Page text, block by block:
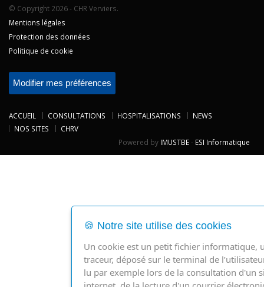
© Copyright 2026 - CHR Verviers.
Mentions légales
Protection des données
Politique de cookie
Modifier mes préférences
ACCUEIL CONSULTATIONS HOSPITALISATIONS
NEWS
NOS SITES
CHRV
Powered by IMUSTBE- ESI Informatique
🍪 Notre site utilise des cookies
Un cookie est un petit fichier informatique,
traceur, déposé sur le terminal de
lu par exemple lors de la consultation d'un